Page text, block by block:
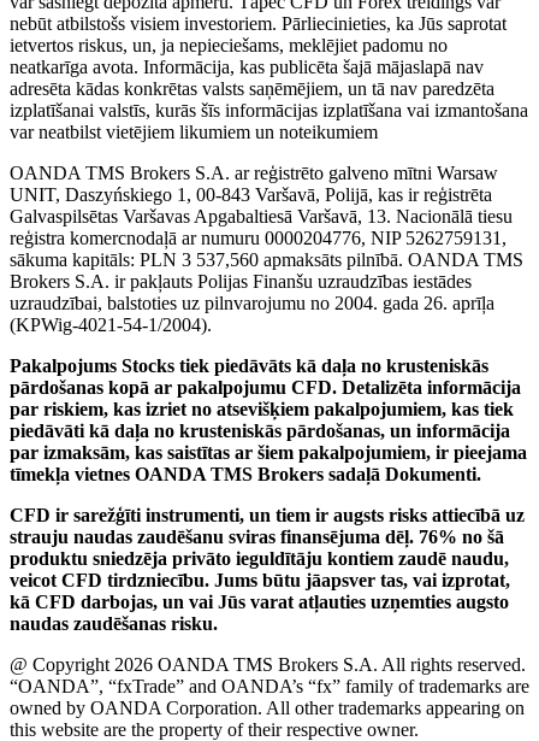
nebūt atbilstošs visiem investoriem. Pārliecinieties, ka Jūs saprotat
ietvertos riskus, un, ja nepieciešams, meklējiet padomu no
neatkarīga avota. Informācija, kas publicēta šajā mājaslapā nav
adresēta kādas konkrētas valsts saņēmējiem, un tā nav paredzēta
izplatīšanai valstīs, kurās šīs informācijas izplatīšana vai izmantošana
var neatbilst vietējiem likumiem un noteikumiem
OANDA TMS Brokers S.A. ar reģistrēto galveno mītni Warsaw
UNIT, Daszyńskiego 1, 00-843 Varšavā, Polijā, kas ir reģistrēta
Galvaspilsētas Varšavas Apgabaltiesā Varšavā, 13. Nacionālā tiesu
reģistra komercnodaļā ar numuru 0000204776, NIP 5262759131,
sākuma kapitāls: PLN 3 537,560 apmaksāts pilnībā. OANDA TMS
Brokers S.A. ir pakļauts Polijas Finanšu uzraudzības iestādes
uzraudzībai, balstoties uz pilnvarojumu no 2004. gada 26. aprīļa
(KPWig-4021-54-1/2004).
Pakalpojums Stocks tiek piedāvāts kā daļa no krusteniskās
pārdošanas kopā ar pakalpojumu CFD. Detalizēta informācija
par riskiem, kas izriet no atsevišķiem pakalpojumiem, kas tiek
piedāvāti kā daļa no krusteniskās pārdošanas, un informācija
par izmaksām, kas saistītas ar šiem pakalpojumiem, ir pieejama
tīmekļa vietnes OANDA TMS Brokers sadaļā Dokumenti.
CFD ir sarežģīti instrumenti, un tiem ir augsts risks attiecībā uz
strauju naudas zaudēšanu sviras finansējuma dēļ. 76% no šā
produktu sniedzēja privāto ieguldītāju kontiem zaudē naudu,
veicot CFD tirdzniecību. Jums būtu jāapsver tas, vai izprotat,
kā CFD darbojas, un vai Jūs varat atļauties uzņemties augsto
naudas zaudēšanas risku.
@ Copyright 2026 OANDA TMS Brokers S.A. All rights reserved.
“OANDA”, “fxTrade” and OANDA’s “fx” family of trademarks are
owned by OANDA Corporation. All other trademarks appearing on
this website are the property of their respective owner.